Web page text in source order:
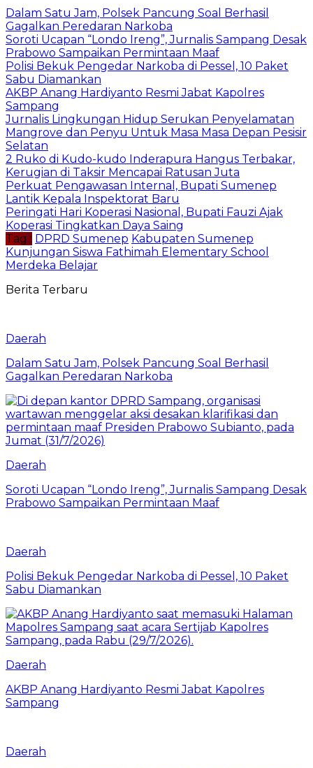
Dalam Satu Jam, Polsek Pancung Soal Berhasil
Gagalkan Peredaran Narkoba
Soroti Ucapan “Londo Ireng”, Jurnalis Sampang Desak
Prabowo Sampaikan Permintaan Maaf
Polisi Bekuk Pengedar Narkoba di Pessel, 10 Paket
Sabu Diamankan
AKBP Anang Hardiyanto Resmi Jabat Kapolres
Sampang
Jurnalis Lingkungan Hidup Serukan Penyelamatan
Mangrove dan Penyu Untuk Masa Masa Depan Pesisir
Selatan
2 Ruko di Kudo-kudo Inderapura Hangus Terbakar,
Kerugian di Taksir Mencapai Ratusan Juta
Perkuat Pengawasan Internal, Bupati Sumenep
Lantik Kepala Inspektorat Baru
Peringati Hari Koperasi Nasional, Bupati Fauzi Ajak
Koperasi Tingkatkan Daya Saing
Tag : DPRD Sumenep Kabupaten Sumenep
Kunjungan Siswa Fathimah Elementary School
Merdeka Belajar
Berita Terbaru
Daerah
Dalam Satu Jam, Polsek Pancung Soal Berhasil
Gagalkan Peredaran Narkoba
Daerah
Soroti Ucapan “Londo Ireng”, Jurnalis Sampang Desak
Prabowo Sampaikan Permintaan Maaf
Daerah
Polisi Bekuk Pengedar Narkoba di Pessel, 10 Paket
Sabu Diamankan
Daerah
AKBP Anang Hardiyanto Resmi Jabat Kapolres
Sampang
Daerah